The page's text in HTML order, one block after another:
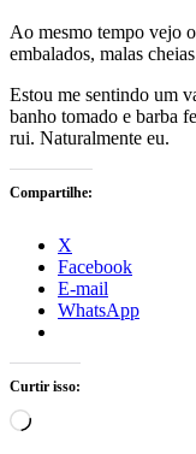
Ao mesmo tempo vejo
embalados, malas
Estou me sentindo um
banho tomado e barba
rui. Naturalmente eu.
Compartilhe:
X
Facebook
E-mail
WhatsApp
Curtir isso:
Carregando...